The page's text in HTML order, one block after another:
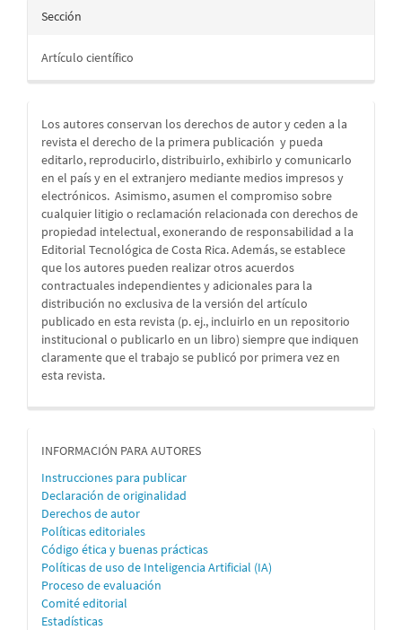
Sección
Artículo científico
Los autores conservan los derechos de autor y ceden a la
revista el derecho de la primera publicación y pueda
editarlo, reproducirlo, distribuirlo, exhibirlo y comunicarlo
en el país y en el extranjero mediante medios impresos y
electrónicos. Asimismo, asumen el compromiso sobre
cualquier litigio o reclamación relacionada con derechos de
propiedad intelectual, exonerando de responsabilidad a la
Editorial Tecnológica de Costa Rica. Además, se establece
que los autores pueden realizar otros acuerdos
contractuales independientes y adicionales para la
distribución no exclusiva de la versión del artículo
publicado en esta revista (p. ej., incluirlo en un repositorio
institucional o publicarlo en un libro) siempre que indiquen
claramente que el trabajo se publicó por primera vez en
esta revista.
informacion
INFORMACIÓN PARA AUTORES
Instrucciones para publicar
Declaración de originalidad
Derechos de autor
Políticas editoriales
Código ética y buenas prácticas
Políticas de uso de Inteligencia Artificial (IA)
Proceso de evaluación
Comité editorial
Estadísticas